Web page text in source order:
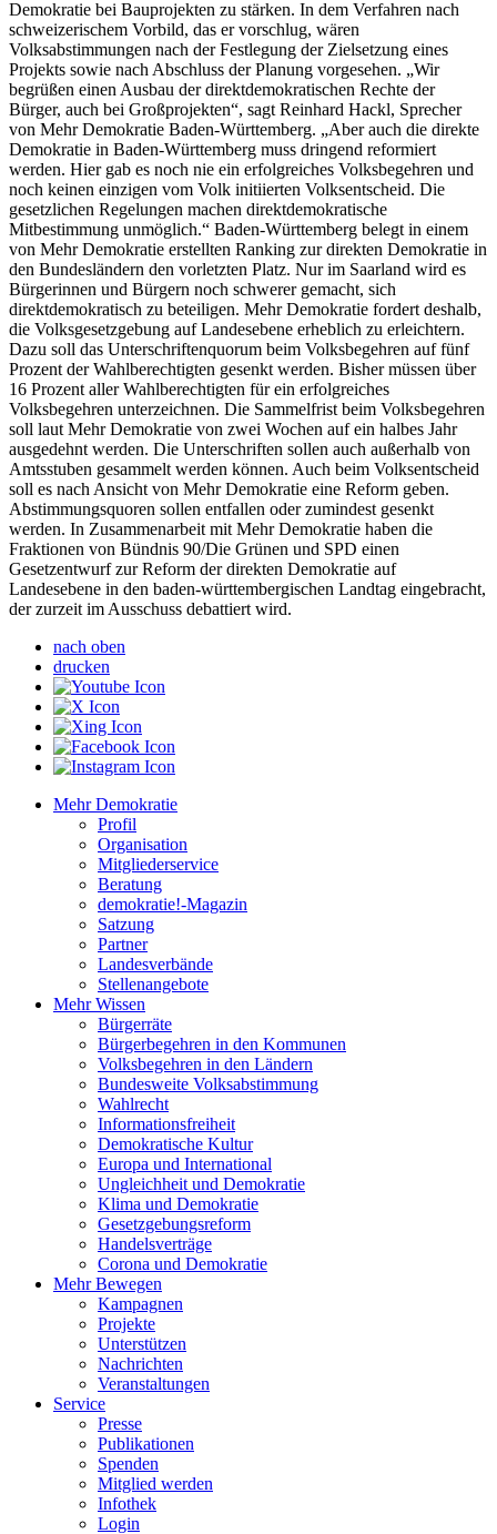
Demokratie bei Bauprojekten zu stärken. In dem Verfahren nach
schweizerischem Vorbild, das er vorschlug, wären
Volksabstimmungen nach der Festlegung der Zielsetzung eines
Projekts sowie nach Abschluss der Planung vorgesehen. „Wir
begrüßen einen Ausbau der direktdemokratischen Rechte der
Bürger, auch bei Großprojekten“, sagt Reinhard Hackl, Sprecher
von Mehr Demokratie Baden-Württemberg. „Aber auch die direkte
Demokratie in Baden-Württemberg muss dringend reformiert
werden. Hier gab es noch nie ein erfolgreiches Volksbegehren und
noch keinen einzigen vom Volk initiierten Volksentscheid. Die
gesetzlichen Regelungen machen direktdemokratische
Mitbestimmung unmöglich.“ Baden-Württemberg belegt in einem
von Mehr Demokratie erstellten Ranking zur direkten Demokratie in
den Bundesländern den vorletzten Platz. Nur im Saarland wird es
Bürgerinnen und Bürgern noch schwerer gemacht, sich
direktdemokratisch zu beteiligen. Mehr Demokratie fordert deshalb,
die Volksgesetzgebung auf Landesebene erheblich zu erleichtern.
Dazu soll das Unterschriftenquorum beim Volksbegehren auf fünf
Prozent der Wahlberechtigten gesenkt werden. Bisher müssen über
16 Prozent aller Wahlberechtigten für ein erfolgreiches
Volksbegehren unterzeichnen. Die Sammelfrist beim Volksbegehren
soll laut Mehr Demokratie von zwei Wochen auf ein halbes Jahr
ausgedehnt werden. Die Unterschriften sollen auch außerhalb von
Amtsstuben gesammelt werden können. Auch beim Volksentscheid
soll es nach Ansicht von Mehr Demokratie eine Reform geben.
Abstimmungsquoren sollen entfallen oder zumindest gesenkt
werden. In Zusammenarbeit mit Mehr Demokratie haben die
Fraktionen von Bündnis 90/Die Grünen und SPD einen
Gesetzentwurf zur Reform der direkten Demokratie auf
Landesebene in den baden-württembergischen Landtag eingebracht,
der zurzeit im Ausschuss debattiert wird.
nach oben
drucken
Mehr Demokratie
Profil
Organisation
Mitgliederservice
Beratung
demokratie!-Magazin
Satzung
Partner
Landesverbände
Stellenangebote
Mehr Wissen
Bürgerräte
Bürgerbegehren in den Kommunen
Volksbegehren in den Ländern
Bundesweite Volksabstimmung
Wahlrecht
Informationsfreiheit
Demokratische Kultur
Europa und International
Ungleichheit und Demokratie
Klima und Demokratie
Gesetzgebungsreform
Handelsverträge
Corona und Demokratie
Mehr Bewegen
Kampagnen
Projekte
Unterstützen
Nachrichten
Veranstaltungen
Service
Presse
Publikationen
Spenden
Mitglied werden
Infothek
Login